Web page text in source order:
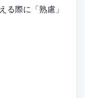
る際に「熟慮」